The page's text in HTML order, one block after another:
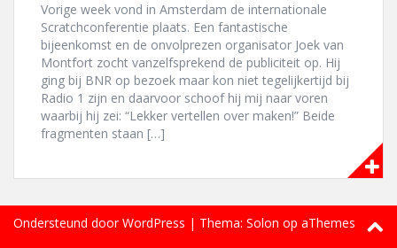
Vorige week vond in Amsterdam de internationale
Scratchconferentie plaats. Een fantastische
bijeenkomst en de onvolprezen organisator Joek van
Montfort zocht vanzelfsprekend de publiciteit op. Hij
ging bij BNR op bezoek maar kon niet tegelijkertijd bij
Radio 1 zijn en daarvoor schoof hij mij naar voren
waarbij hij zei: “Lekker vertellen over maken!” Beide
fragmenten staan […]
Ondersteund door WordPress | Thema: Solon op aThemes